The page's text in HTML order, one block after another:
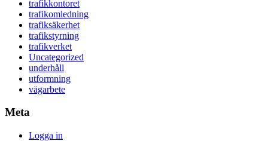
trafikkontoret
trafikomledning
trafiksäkerhet
trafikstyrning
trafikverket
Uncategorized
underhåll
utformning
vägarbete
Meta
Logga in